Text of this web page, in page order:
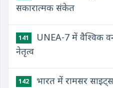
सकारात्मक संकेत
141
UNEA-7 में वैश्विक
नेतृत्व
142
भारत में रामसर